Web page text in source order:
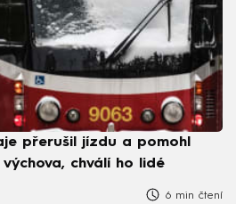
přerušil jízdu a pomohl
chválí ho lidé
6 min čtení